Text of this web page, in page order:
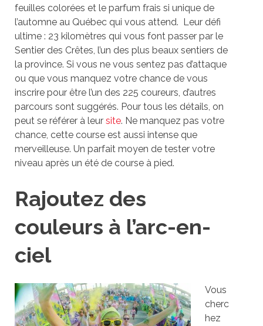
feuilles colorées et le parfum frais si unique de
l’automne au Québec qui vous attend. Leur défi
ultime : 23 kilomètres qui vous font passer par le
Sentier des Crêtes, l’un des plus beaux sentiers de
la province. Si vous ne vous sentez pas d’attaque
ou que vous manquez votre chance de vous
inscrire pour être l’un des 225 coureurs, d’autres
parcours sont suggérés. Pour tous les détails, on
peut se référer à leur site. Ne manquez pas votre
chance, cette course est aussi intense que
merveilleuse. Un parfait moyen de tester votre
niveau après un été de course à pied.
Rajoutez des
couleurs à l’arc-en-
ciel
Vous
cherc
hez